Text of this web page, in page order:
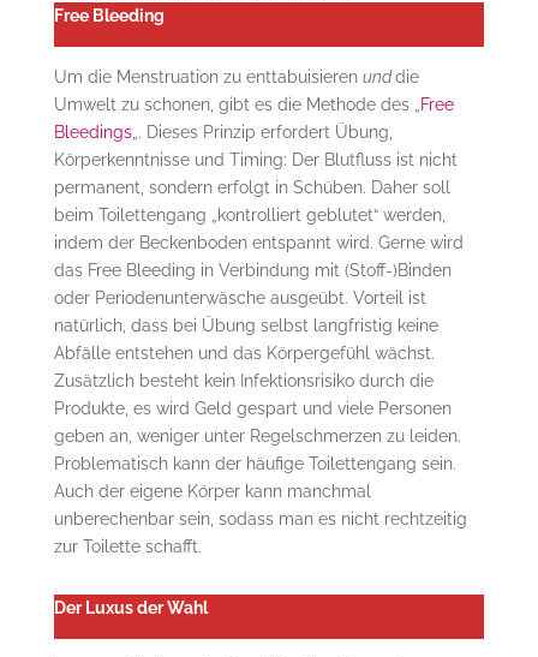
Free Bleeding
Um die Menstruation zu enttabuisieren unddie
Umwelt zu schonen, gibt es die Methode des „
Free
Bleedings„. Dieses Prinzip erfordert Übung,
Körperkenntnisse und Timing: Der Blutfluss ist nicht
permanent, sondern erfolgt in Schüben. Daher soll
beim Toilettengang „kontrolliert geblutet“ werden,
indem der Beckenboden entspannt wird. Gerne wird
das Free Bleeding in Verbindung mit (Stoff-)Binden
oder Periodenunterwäsche ausgeübt. Vorteil ist
natürlich, dass bei Übung selbst langfristig keine
Abfälle entstehen und das Körpergefühl wächst.
Zusätzlich besteht kein Infektionsrisiko durch die
Produkte, es wird Geld gespart und viele Personen
geben an, weniger unter Regelschmerzen zu leiden.
Problematisch kann der häufige Toilettengang sein.
Auch der eigene Körper kann manchmal
unberechenbar sein, sodass man es nicht rechtzeitig
zur Toilette schafft.
Der Luxus der Wahl